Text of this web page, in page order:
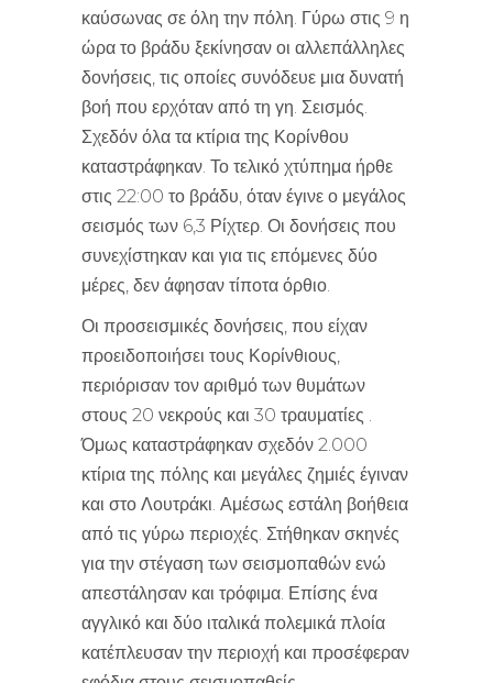
καύσωνας σε όλη την πόλη. Γύρω στις 9 η
ώρα το βράδυ ξεκίνησαν οι αλλεπάλληλες
δονήσεις, τις οποίες συνόδευε μια δυνατή
βοή που ερχόταν από τη γη. Σεισμός.
Σχεδόν όλα τα κτίρια της Κορίνθου
καταστράφηκαν. Το τελικό χτύπημα ήρθε
στις 22:00 το βράδυ, όταν έγινε ο μεγάλος
σεισμός των 6,3 Ρίχτερ. Οι δονήσεις που
συνεχίστηκαν και για τις επόμενες δύο
μέρες, δεν άφησαν τίποτα όρθιο.
Οι προσεισμικές δονήσεις, που είχαν
προειδοποιήσει τους Κορίνθιους,
περιόρισαν τον αριθμό των θυμάτων
στους 20 νεκρούς και 30 τραυματίες .
Όμως καταστράφηκαν σχεδόν 2.000
κτίρια της πόλης και μεγάλες ζημιές έγιναν
και στο Λουτράκι. Αμέσως εστάλη βοήθεια
από τις γύρω περιοχές. Στήθηκαν σκηνές
για την στέγαση των σεισμοπαθών ενώ
απεστάλησαν και τρόφιμα. Επίσης ένα
αγγλικό και δύο ιταλικά πολεμικά πλοία
κατέπλευσαν την περιοχή και προσέφεραν